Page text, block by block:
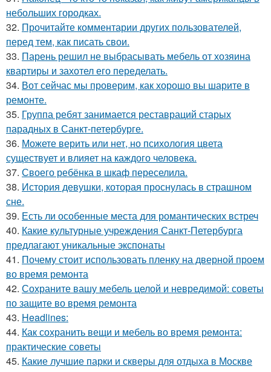
небольших городках.
32. Прочитайте комментарии других пользователей,
перед тем, как писать свои.
33. Парень решил не выбрасывать мебель от хозяина
квартиры и захотел его переделать.
34. Вот сейчас мы проверим, как хорошо вы шарите в
ремонте.
35. Группа ребят занимается реставраций старых
парадных в Санкт-петербурге.
36. Можете верить или нет, но психология цвета
существует и влияет на каждого человека.
37. Своего ребёнка в шкаф переселила.
38. История девушки, которая проснулась в страшном
сне.
39. Есть ли особенные места для романтических встреч
40. Какие культурные учреждения Санкт-Петербурга
предлагают уникальные экспонаты
41. Почему стоит использовать пленку на дверной проем
во время ремонта
42. Сохраните вашу мебель целой и невредимой: советы
по защите во время ремонта
43. Headlines:
44. Как сохранить вещи и мебель во время ремонта:
практические советы
45. Какие лучшие парки и скверы для отдыха в Москве